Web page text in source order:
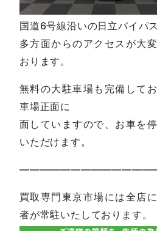
国道6号線沿いの日立バイパ
多方面からのアクセスが大
おります。
無料の大駐車場も完備して
車場正面に
面していますので、お車を
いただけます。
買取専門東京市場には全店
者が常駐いたしております。